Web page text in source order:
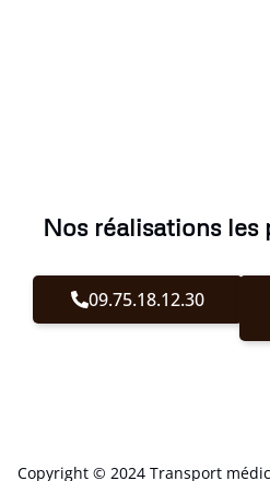
Nos réalisations les
09.75.18.12.30
Copyright © 2024 Transport